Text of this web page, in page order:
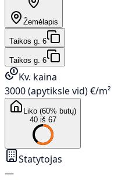
Žemėlapis
Taikos g. 6
Taikos g. 6
Kv. kaina
3000 (apytiksle vid) €/m²
Liko (60% butų)
40 iš 67
Statytojas
—